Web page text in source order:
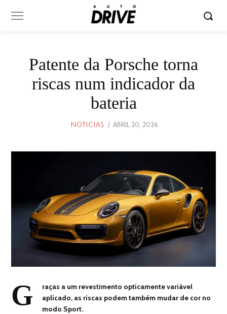
Patente da Porsche torna
riscas num indicador da
bateria
NOTICIAS
POSTED
ABRIL 20, 2026
G
raças a um revestimento opticamente variável
aplicado, as riscas podem também mudar de cor no
modo Sport.